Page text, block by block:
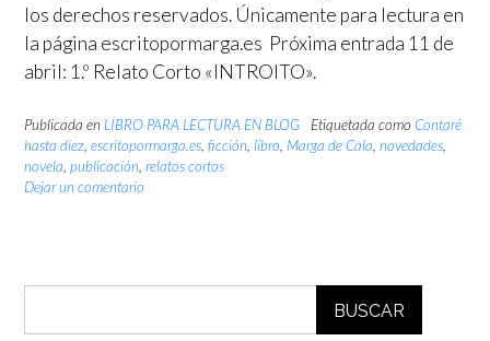
los derechos reservados. Únicamente para lectura en
la página escritopormarga.es Próxima entrada 11 de
abril: 1.º Relato Corto «INTROITO».
Publicada en LIBRO PARA LECTURA EN BLOG Etiquetada como Contaré
hasta diez, escritopormarga.es, ficción, libro, Marga de Cala, novedades,
novela, publicación, relatos cortos
Dejar un comentario
BUSCAR